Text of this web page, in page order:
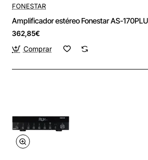
FONESTAR
Amplificador estéreo Fonestar AS-
362,85€
Comprar